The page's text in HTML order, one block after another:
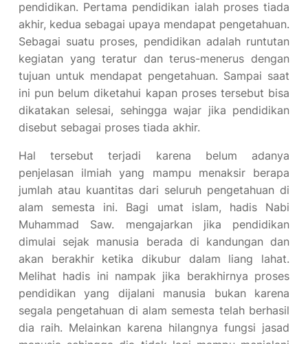
pendidikan. Pertama pendidikan ialah proses tiada
akhir, kedua sebagai upaya mendapat pengetahuan.
Sebagai suatu proses, pendidikan adalah runtutan
kegiatan yang teratur dan terus-menerus dengan
tujuan untuk mendapat pengetahuan. Sampai saat
ini pun belum diketahui kapan proses tersebut bisa
dikatakan selesai, sehingga wajar jika pendidikan
disebut sebagai proses tiada akhir.
Hal tersebut terjadi karena belum adanya
penjelasan ilmiah yang mampu menaksir berapa
jumlah atau kuantitas dari seluruh pengetahuan di
alam semesta ini. Bagi umat islam, hadis Nabi
Muhammad Saw. mengajarkan jika pendidikan
dimulai sejak manusia berada di kandungan dan
akan berakhir ketika dikubur dalam liang lahat.
Melihat hadis ini nampak jika berakhirnya proses
pendidikan yang dijalani manusia bukan karena
segala pengetahuan di alam semesta telah berhasil
dia raih. Melainkan karena hilangnya fungsi jasad